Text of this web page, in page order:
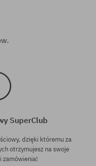
SuperClub
dzięki któremu za
otrzymujesz na swoje
zamówienia!